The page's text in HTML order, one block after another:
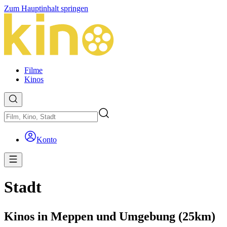
Zum Hauptinhalt springen
Filme
Kinos
Konto
Stadt
Kinos in Meppen und Umgebung (25km)